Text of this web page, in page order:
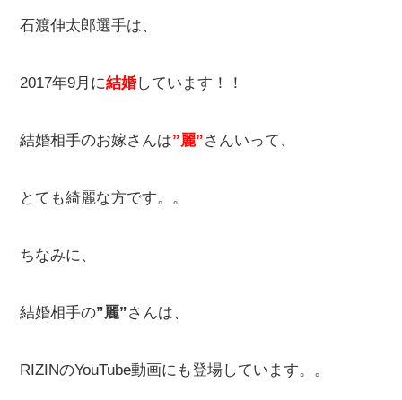
石渡伸太郎選手は、
2017年9月に結婚しています！！
結婚相手のお嫁さんは”麗”さんいって、
とても綺麗な方です。。
ちなみに、
結婚相手の”麗”さんは、
RIZINのYouTube動画にも登場しています。。